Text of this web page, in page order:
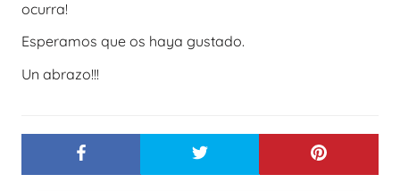
ocurra!
Esperamos que os haya gustado.
Un abrazo!!!